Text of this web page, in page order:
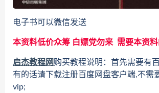
电子书可以微信发送
本资料低价众筹 白嫖党勿来 需要本资
启杰教程网购买教程说明：首先需要有
有的话请下载注册百度网盘客户端,不需
vip;